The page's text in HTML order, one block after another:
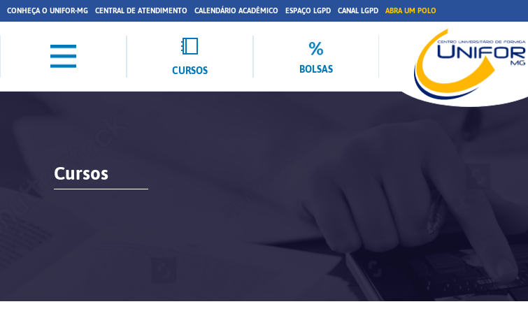
CONHEÇA O UNIFOR-MG CENTRAL DE ATENDIMENTO CALENDÁRIO ACADÊMICO ESPAÇO LGPD CANAL LGPD ABRA UM POLO
CURSOS BOLSAS
Cursos